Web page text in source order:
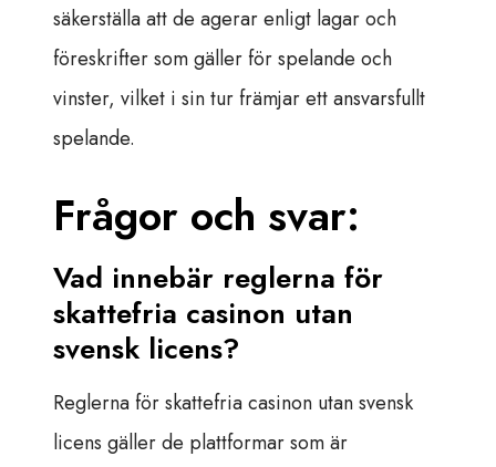
säkerställa att de agerar enligt lagar och
föreskrifter som gäller för spelande och
vinster, vilket i sin tur främjar ett ansvarsfullt
spelande.
Frågor och svar:
Vad innebär reglerna för
skattefria casinon utan
svensk licens?
Reglerna för skattefria casinon utan svensk
licens gäller de plattformar som är